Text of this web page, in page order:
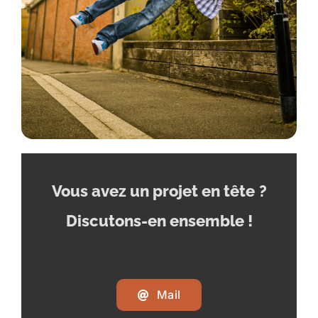
Vous avez un projet en tête ?
Discutons-en ensemble !
Mail